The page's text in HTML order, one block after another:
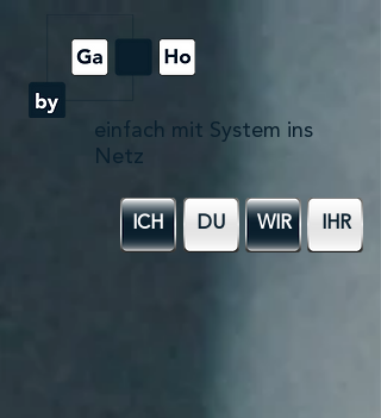
einfach mit System ins
Netz
ICH DU WIR IHR